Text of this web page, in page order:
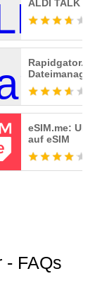
ALDI TALK
Dateimanager
eSIM.me:
auf eSIM
- FAQs